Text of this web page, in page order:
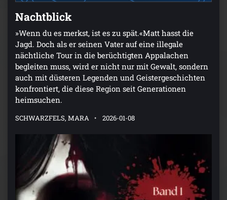
Nachtblick
»Wenn du es merkst, ist es zu spät.«Matt hasst die
Jagd. Doch als er seinen Vater auf eine illegale
nächtliche Tour in die berüchtigten Appalachen
begleiten muss, wird er nicht nur mit Gewalt, sondern
auch mit düsteren Legenden und Geistergeschichten
konfrontiert, die diese Region seit Generationen
heimsuchen.
SCHWARZFELS, MARA 2026-01-08